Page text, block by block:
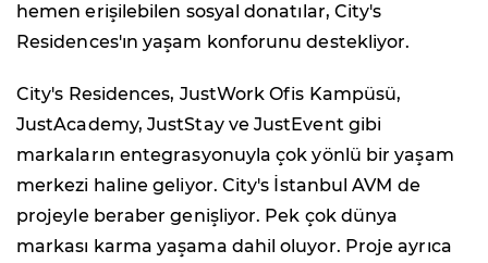
hemen erişilebilen sosyal donatılar, City's
Residences'ın yaşam konforunu destekliyor.
City's Residences, JustWork Ofis Kampüsü,
JustAcademy, JustStay ve JustEvent gibi
markaların entegrasyonuyla çok yönlü bir yaşam
merkezi haline geliyor. City's İstanbul AVM de
projeyle beraber genişliyor. Pek çok dünya
markası karma yaşama dahil oluyor. Proje ayrıca